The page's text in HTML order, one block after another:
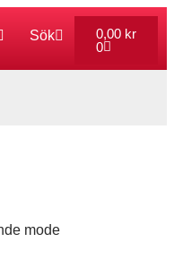
Sök 0,00 kr
0
mode